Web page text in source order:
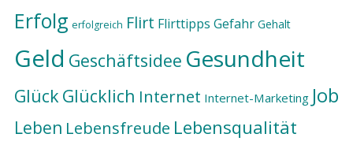
Erfolg erfolgreich Flirt Flirttipps Gefahr Gehalt
Geld Geschäftsidee Gesundheit
Glück Glücklich Internet Internet-Marketing Job
Leben Lebensfreude Lebensqualität